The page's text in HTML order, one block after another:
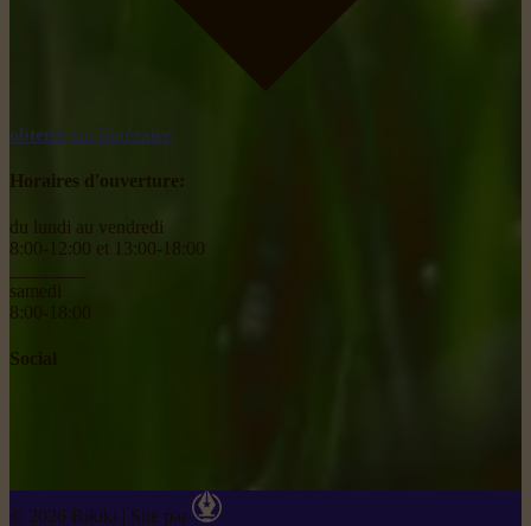
obtenir un itinéraire
Horaires d'ouverture:
du lundi au vendredi
8:00-12:00 et 13:00-18:00
samedi
8:00-18:00
Social
© 2026 Rikiki | Site par